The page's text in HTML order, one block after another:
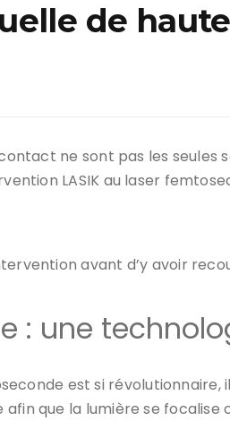
de
ne sont pas les
LASIK au laser
avant d’y avoir
: une
est si révolutionnaire,
afin que la lumière se